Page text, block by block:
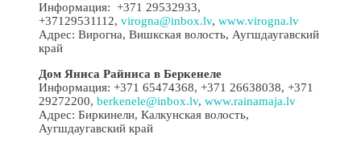
Информация: +371 29532933,
+37129531112, virogna@inbox.lv, www.virogna.lv
Адрес: Вирогна, Вишкская волость, Аугшдаугавский
край
Дом Яниса Райниса в Беркенеле
Информация: +371 65474368, +371 26638038, +371
29272200, berkenele@inbox.lv, www.rainamaja.lv
Адрес: Биркинели, Калкунская волость,
Аугшдаугавский край